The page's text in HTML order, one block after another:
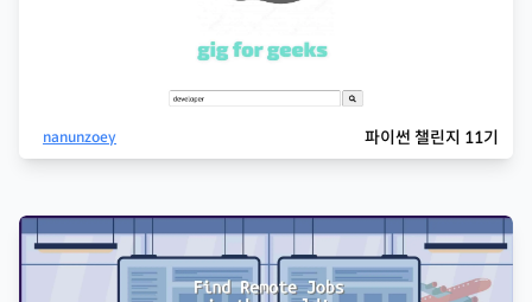
nanunzoey 파이썬 챌린지 11기